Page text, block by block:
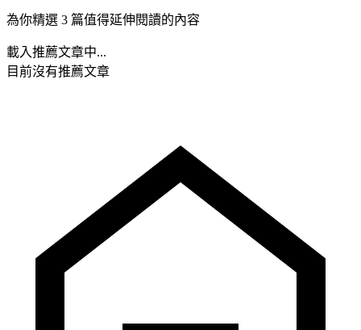
為你精選 3 篇值得延伸閱讀的內容
載入推薦文章中...
目前沒有推薦文章